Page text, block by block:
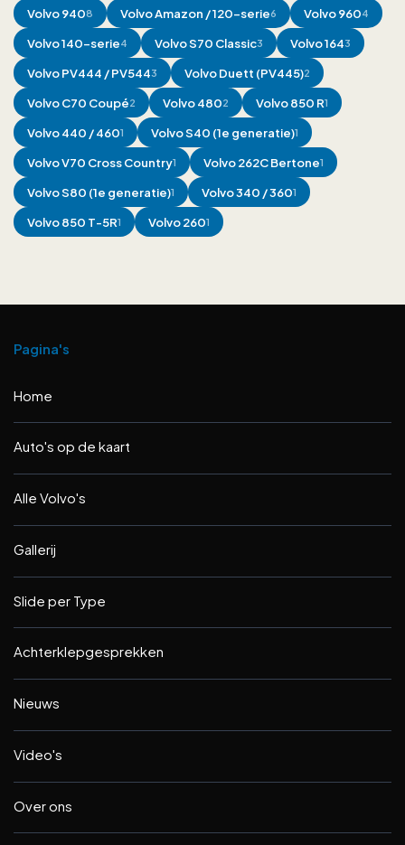
Volvo9408 VolvoAmazon / 120-serie6 Volvo9604
Volvo140-serie4 VolvoS70 Classic3 Volvo1643
VolvoPV444 / PV5443 VolvoDuett (PV445)2
VolvoC70 Coupé2 Volvo4802 Volvo850 R1
Volvo440 / 4601 VolvoS40 (1e generatie)1
VolvoV70 Cross Country1 Volvo262C Bertone1
VolvoS80 (1e generatie)1 Volvo340 / 3601
Volvo850 T-5R1 Volvo2601
Pagina's
Home
Auto's op de kaart
Alle Volvo's
Gallerij
Slide per Type
Achterklepgesprekken
Nieuws
Video's
Over ons